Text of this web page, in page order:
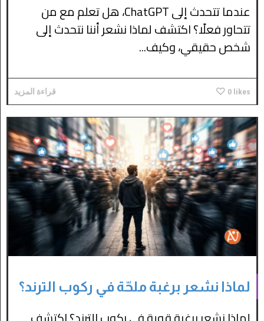
عندما تتحدث إلى ChatGPT، هل تعلم مع من
تتحاور فعلًا؟ اكتشف لماذا نشعر أننا نتحدث إلى
شخص حقيقي، وكيف...
0 likes قراءة المزيد
لماذا نشعر برغبة ملحّة في ركوب الترند؟